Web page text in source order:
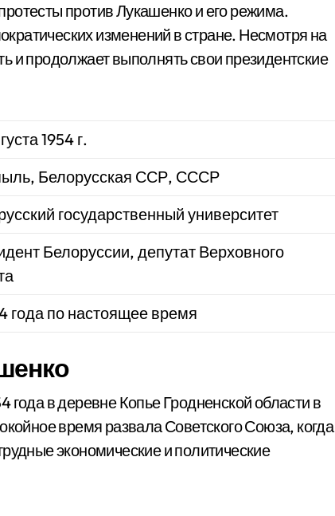
против Лукашенко и его режима.
изменений в стране. Несмотря на
и продолжает выполнять свои президентские
1954 г.
Белорусская ССР, СССР
государственный университет
Белоруссии, депутат Верховного
года по настоящее время
года в деревне Копье Гродненской области в
время развала Советского Союза, когда
экономические и политические